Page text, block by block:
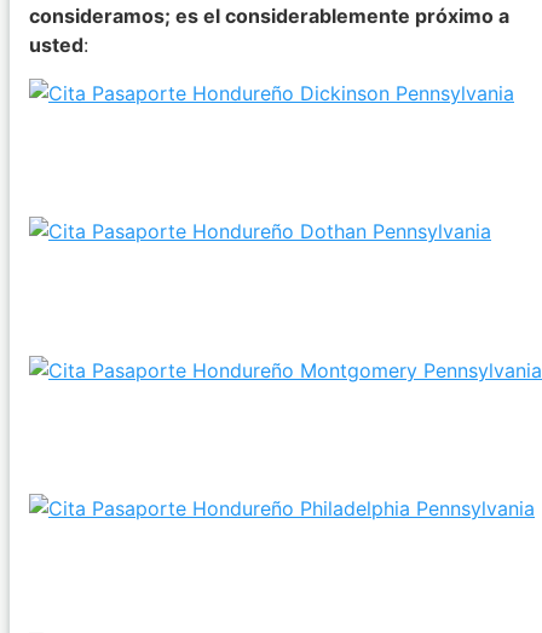
consideramos; es el considerablemente próximo a
usted: